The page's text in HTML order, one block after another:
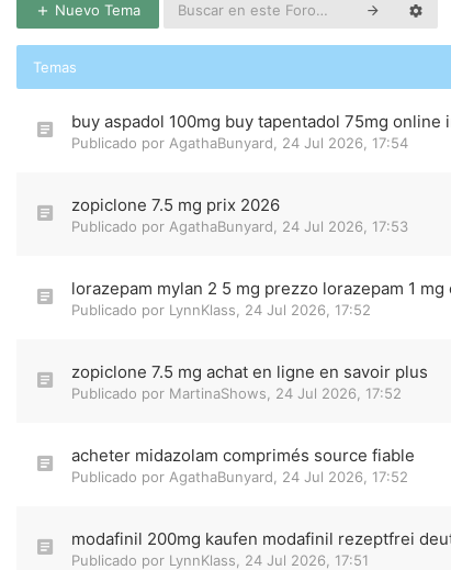
Nuevo Tema
Temas
buy aspadol 100mg buy tapentadol 75mg online
Publicado por AgathaBunyard 24 Jul 2026, 17:54
zopiclone 7.5 mg prix 2026
Publicado por AgathaBunyard 24 Jul 2026, 17:53
lorazepam mylan 2 5 mg prezzo lorazepam 1
Publicado por LynnKlass 24 Jul 2026, 17:52
zopiclone 7.5 mg achat en ligne en savoir plus
Publicado por MartinaShows 24 Jul 2026, 17:52
acheter midazolam comprimés source fiable
Publicado por AgathaBunyard 24 Jul 2026, 17:52
modafinil 200mg kaufen modafinil rezeptfrei
Publicado por LynnKlass 24 Jul 2026, 17:51